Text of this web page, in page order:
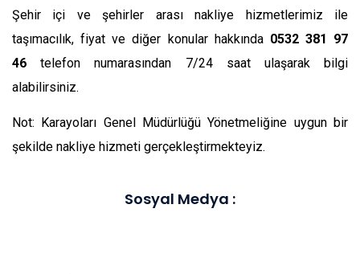
Şehir içi ve şehirler arası nakliye hizmetlerimiz ile
taşımacılık, fiyat ve diğer konular hakkında 0532 381 97
46 telefon numarasından 7/24 saat ulaşarak bilgi
alabilirsiniz.
Not: Karayoları Genel Müdürlüğü Yönetmeliğine uygun bir
şekilde nakliye hizmeti gerçekleştirmekteyiz.
Sosyal Medya :